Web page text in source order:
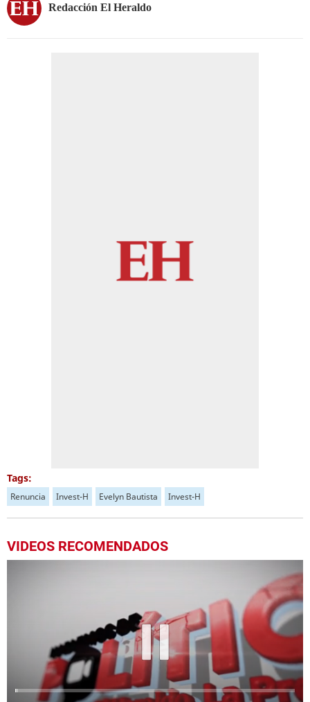
Redacción El Heraldo
Tags:
Renuncia Invest-H Evelyn Bautista Invest-H
VIDEOS RECOMENDADOS